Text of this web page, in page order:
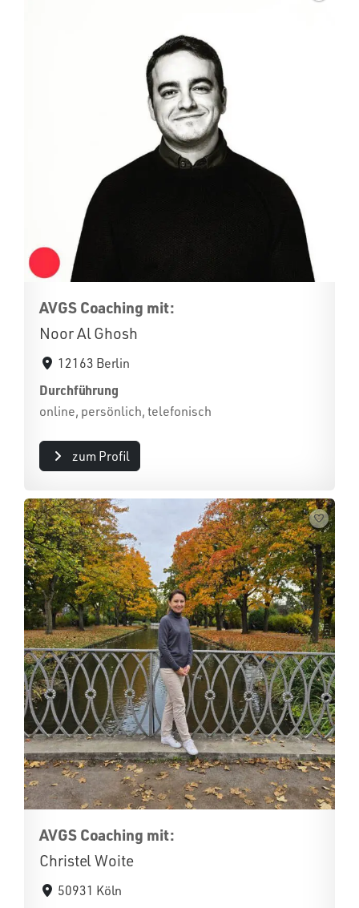
AVGS Coaching mit:
Noor Al Ghosh
12163 Berlin
Durchführung
online, persönlich, telefonisch
zum Profil
AVGS Coaching mit:
Christel Woite
50931 Köln